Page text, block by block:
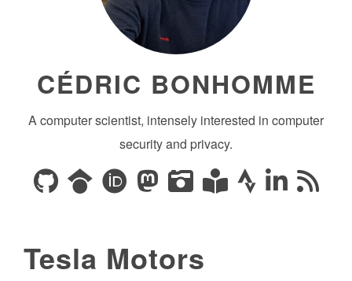
CÉDRIC BONHOMME
A computer scientist, intensely interested in computer
security and privacy.
Tesla Motors